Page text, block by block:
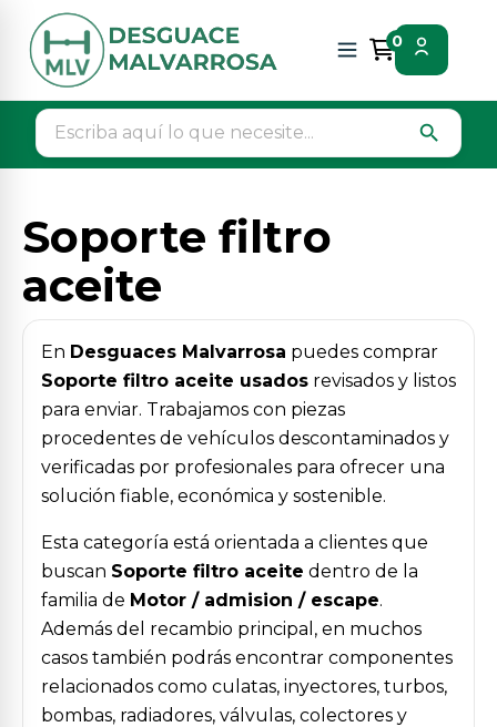
0
search
Inicio Piezas vehículos
Motor / admision / escape
Soporte filtro aceite
Soporte filtro
aceite
En Desguaces Malvarrosa puedes comprar
Soporte filtro aceite usados revisados y listos
para enviar. Trabajamos con piezas
procedentes de vehículos descontaminados y
verificadas por profesionales para ofrecer una
solución fiable, económica y sostenible.
Esta categoría está orientada a clientes que
buscan Soporte filtro aceite dentro de la
familia de Motor / admision / escape.
Además del recambio principal, en muchos
casos también podrás encontrar componentes
relacionados como culatas, inyectores, turbos,
bombas, radiadores, válvulas, colectores y